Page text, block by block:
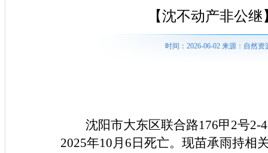
【沈不动产非公
时间：2026-06-02 来源：自然
沈阳市大东区联合路176甲2号
2025年10月6日死亡。现苗承雨持相